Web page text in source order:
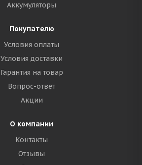
Аккумуляторы
Покупателю
Условия оплаты
Условия доставки
Гарантия на товар
Вопрос-ответ
Акции
О компании
Контакты
Отзывы